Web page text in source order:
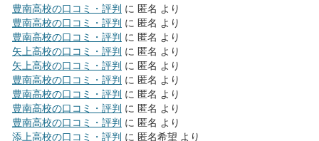
豊南高校の口コミ・評判 に 匿名 より
豊南高校の口コミ・評判 に 匿名 より
豊南高校の口コミ・評判 に 匿名 より
矢上高校の口コミ・評判 に 匿名 より
矢上高校の口コミ・評判 に 匿名 より
豊南高校の口コミ・評判 に 匿名 より
豊南高校の口コミ・評判 に 匿名 より
豊南高校の口コミ・評判 に 匿名 より
豊南高校の口コミ・評判 に 匿名 より
添上高校の口コミ・評判 に 匿名希望 より